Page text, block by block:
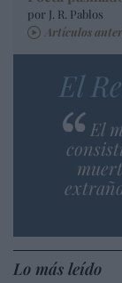
por J. R. Pablos
Artículos
El
El
Lo más leído